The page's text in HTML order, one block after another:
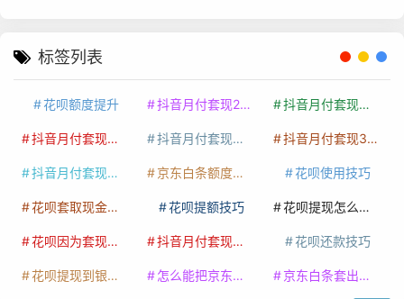
标签列表
花呗额度提升 抖音月付套现24小时接单 抖音月付套现怎么套
抖音月付套现多少手续费 抖音月付套现商家有哪些 抖音月付套现30秒技巧
抖音月付套现最新方法 京东白条额度提升 花呗使用技巧
花呗套取现金最佳方法 花呗提额技巧 花呗提现怎么操作
花呗因为套现被限额了这种情况要多久才会好 抖音月付套现秒回100起 花呗还款技巧
花呗提现到银行卡 怎么能把京东白条额度钱套出来 京东白条套出来手续费多少